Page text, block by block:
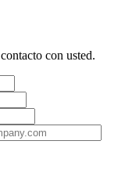
con usted.